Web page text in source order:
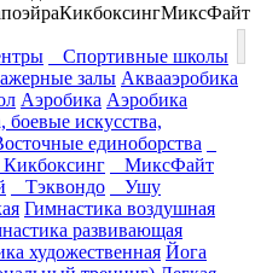
КикбоксингМиксФайт
Спортивные школы
залы Аквааэробика
Аэробика Аэробика
боевые искусства,
единоборства
Кикбоксинг
МиксФайт
Тэквондо
Ушу
Гимнастика воздушная
развивающая
художественная Йога